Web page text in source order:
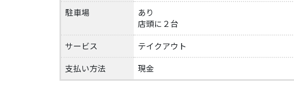
駐車場
あり
店頭に２台
サービス
テイクアウト
支払い方法
現金